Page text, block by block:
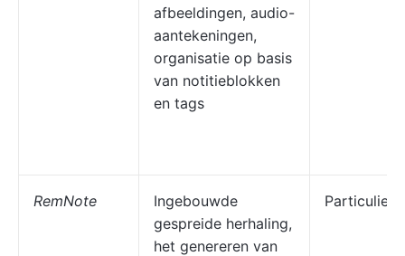
afbeeldingen, audio-
aantekeningen,
organisatie op basis
van notitieblokken
en tags
RemNote
Ingebouwde
gespreide herhaling,
het genereren van